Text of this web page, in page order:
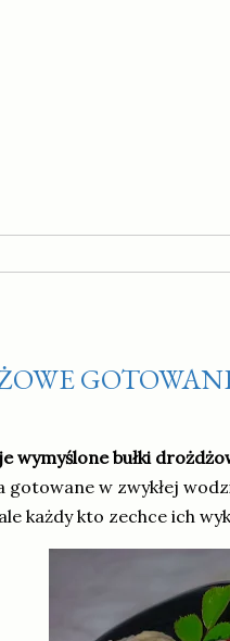
wymyślone bułki
w zwykłej
każdy kto zechce ich